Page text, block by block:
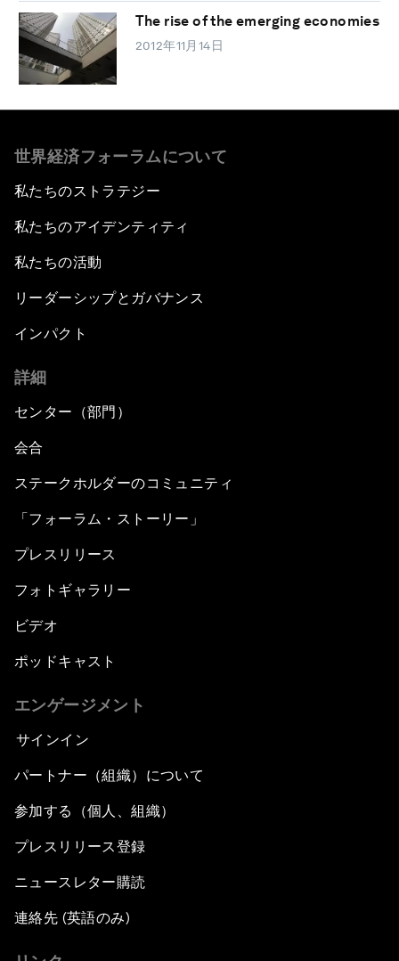
The rise of the emerging economies
2012年11月14日
世界経済フォーラムについて
私たちのストラテジー
私たちのアイデンティティ
私たちの活動
リーダーシップとガバナンス
インパクト
詳細
センター（部門）
会合
ステークホルダーのコミュニティ
「フォーラム・ストーリー」
プレスリリース
フォトギャラリー
ビデオ
ポッドキャスト
エンゲージメント
サインイン
パートナー（組織）について
参加する（個人、組織）
プレスリリース登録
ニュースレター購読
連絡先 (英語のみ)